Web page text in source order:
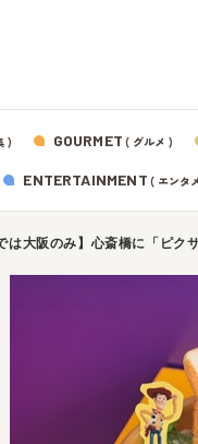
) GOURMET ( グルメ )
ENTERTAINMENT ( エンタ
は大阪のみ】心斎橋に「ピク